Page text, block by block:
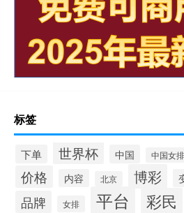
标签
下单 世界杯 中国 中国女排
价格 内容 北京 博彩
品牌 女排 平台 彩民